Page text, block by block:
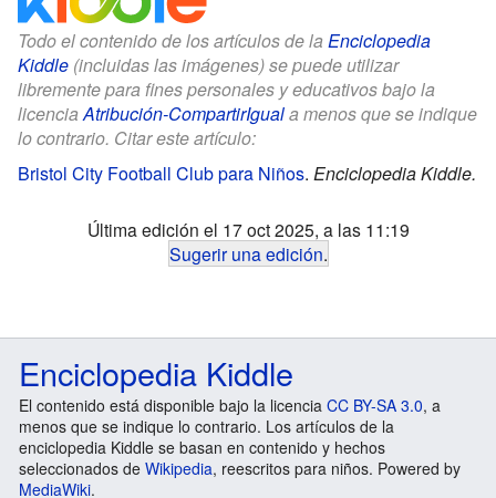
Todo el contenido de los artículos de la Enciclopedia
Kiddle (incluidas las imágenes) se puede utilizar
libremente para fines personales y educativos bajo la
licenciaAtribución-CompartirIguala menos que se indique
lo contrario. Citar este artículo:
Bristol City Football Club para Niños. Enciclopedia Kiddle.
Última edición el 17 oct 2025, a las 11:19
Sugerir una edición.
Enciclopedia Kiddle
El contenido está disponible bajo la licencia CC BY-SA 3.0, a
menos que se indique lo contrario. Los artículos de la
enciclopedia Kiddle se basan en contenido y hechos
seleccionados de Wikipedia, reescritos para niños. Powered by
MediaWiki.